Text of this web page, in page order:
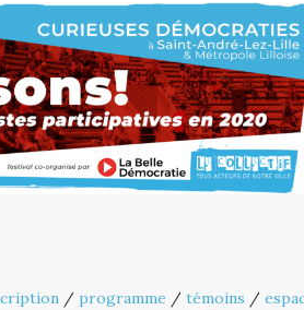
/ programme / témoins /